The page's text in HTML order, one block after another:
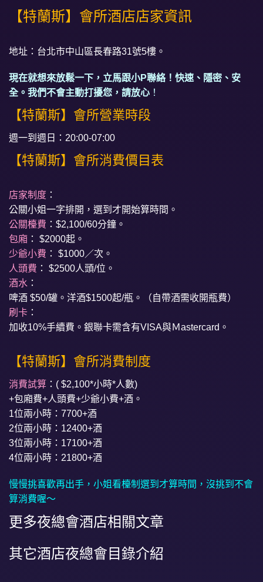
【特蘭斯】會所酒店店家資訊
地址：台北市中山區長春路31號5樓。
現在就想來放鬆一下，立馬跟小P聯絡！快速、隱密、安
全。我們不會主動打擾您，請放心 ！
【特蘭斯】會所營業時段
週一到週日：20:00-07:00
【特蘭斯】會所消費價目表
店家制度 ：
公關小姐一字排開，選到才開始算時間。
公關檯費 ：$2,100/60分鐘。
包廂 ： $2000起。
少爺小費 ： $1000／次。
人頭費 ： $2500人頭/位。
酒水 ：
啤酒 $50/罐。洋酒$1500起/瓶。（自帶酒需收開瓶費）
刷卡 ：
加收10%手續費。銀聯卡需含有VISA與Ｍastercard。
【特蘭斯】會所消費制度
消費試算 ：( $2,100*小時*人數)
+包廂費+人頭費+少爺小費+酒。
1位兩小時：7700+酒
2位兩小時：12400+酒
3位兩小時：17100+酒
4位兩小時：21800+酒
慢慢挑喜歡再出手，小姐看檯制選到才算時間，沒挑到不會
算消費喔～
更多夜總會酒店相關文章
其它酒店夜總會目錄介紹